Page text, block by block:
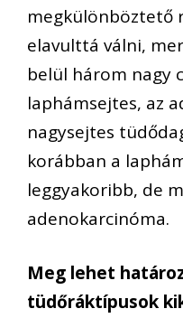
megkülönböztető
elavulttá válni,
belül három nagy
laphámsejtes, az
nagysejtes
korábban a
leggyakoribb, de
adenokarcinóma.
Meg lehet
tüdőráktípusok